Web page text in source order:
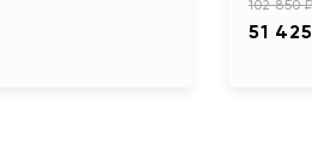
102 850
51